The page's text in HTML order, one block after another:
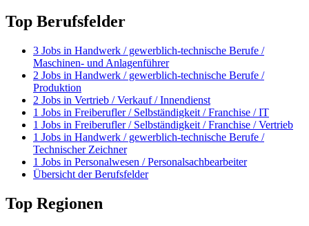
Top Berufsfelder
3 Jobs in Handwerk / gewerblich-technische Berufe /
Maschinen- und Anlagenführer
2 Jobs in Handwerk / gewerblich-technische Berufe /
Produktion
2 Jobs in Vertrieb / Verkauf / Innendienst
1 Jobs in Freiberufler / Selbständigkeit / Franchise / IT
1 Jobs in Freiberufler / Selbständigkeit / Franchise / Vertrieb
1 Jobs in Handwerk / gewerblich-technische Berufe /
Technischer Zeichner
1 Jobs in Personalwesen / Personalsachbearbeiter
Übersicht der Berufsfelder
Top Regionen